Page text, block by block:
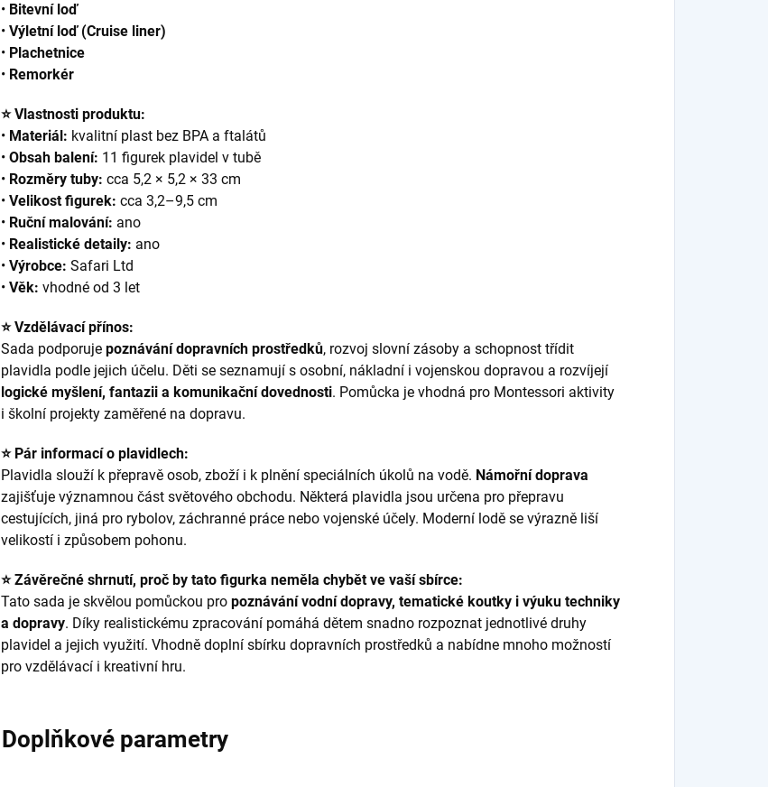
• Bitevní loď
• Výletní loď (Cruise liner)
• Plachetnice
• Remorkér
⭐ Vlastnosti produktu:
• Materiál: kvalitní plast bez BPA a ftalátů
• Obsah balení: 11 figurek plavidel v tubě
• Rozměry tuby: cca 5,2 × 5,2 × 33 cm
• Velikost figurek: cca 3,2–9,5 cm
• Ruční malování: ano
• Realistické detaily: ano
• Výrobce: Safari Ltd
• Věk: vhodné od 3 let
⭐ Vzdělávací přínos:
Sada podporuje poznávání dopravních prostředků, rozvoj slovní zásoby a schopnost třídit
plavidla podle jejich účelu. Děti se seznamují s osobní, nákladní i vojenskou dopravou a rozvíjejí
logické myšlení, fantazii a komunikační dovednosti. Pomůcka je vhodná pro Montessori aktivity
i školní projekty zaměřené na dopravu.
⭐ Pár informací o plavidlech:
Plavidla slouží k přepravě osob, zboží i k plnění speciálních úkolů na vodě. Námořní doprava
zajišťuje významnou část světového obchodu. Některá plavidla jsou určena pro přepravu
cestujících, jiná pro rybolov, záchranné práce nebo vojenské účely. Moderní lodě se výrazně liší
velikostí i způsobem pohonu.
⭐ Závěrečné shrnutí, proč by tato figurka neměla chybět ve vaší sbírce:
Tato sada je skvělou pomůckou pro poznávání vodní dopravy, tematické koutky i výuku techniky
a dopravy. Díky realistickému zpracování pomáhá dětem snadno rozpoznat jednotlivé druhy
plavidel a jejich využití. Vhodně doplní sbírku dopravních prostředků a nabídne mnoho možností
pro vzdělávací i kreativní hru.
Doplňkové parametry